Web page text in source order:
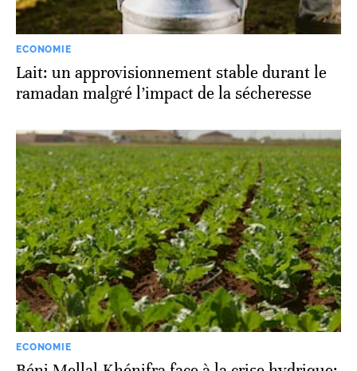
ECONOMIE
Lait: un approvisionnement stable durant le
ramadan malgré l’impact de la sécheresse
ECONOMIE